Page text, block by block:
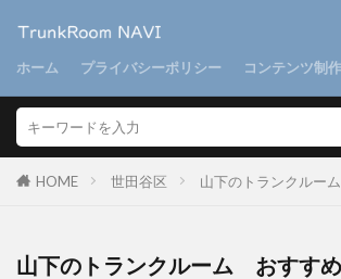
ホーム プライバシーポリシー コンテンツ制
HOME 世田谷区 山下のトランクルー
山下のトランクルーム おすす